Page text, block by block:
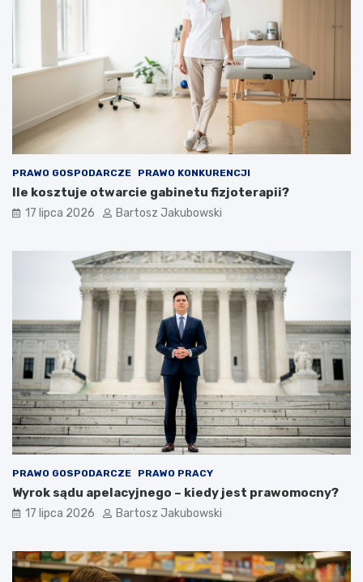
PRAWO GOSPODARCZE PRAWO KONKURENCJI
Ile kosztuje otwarcie gabinetu fizjoterapii?
17 lipca 2026 Bartosz Jakubowski
PRAWO GOSPODARCZE PRAWO PRACY
Wyrok sądu apelacyjnego – kiedy jest prawomocny?
17 lipca 2026 Bartosz Jakubowski